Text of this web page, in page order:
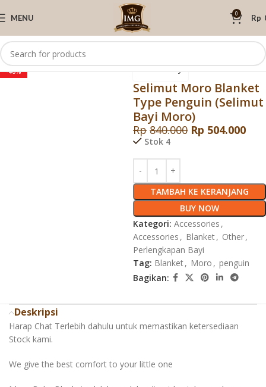
MENU 0 Rp
Beranda Moro Baby
-40%
Selimut Moro Blanket
Type Penguin (Selimut
Bayi Moro)
Moro Baby
Rp 840.000 Rp 504.000
Stok 4
TAMBAH KE KERANJANG
BUY NOW
Kategori: Accessories ,
Accessories , Blanket, Other,
Perlengkapan Bayi
Tag: Blanket, Moro , penguin
Bagikan:
Deskripsi
Harap Chat Terlebih dahulu untuk memastikan ketersediaan
Stock kami.
We give the best comfort to your little one